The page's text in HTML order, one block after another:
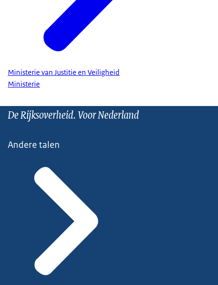
Ministerie van Justitie en Veiligheid
Ministerie
De Rijksoverheid. Voor Nederland
Andere talen